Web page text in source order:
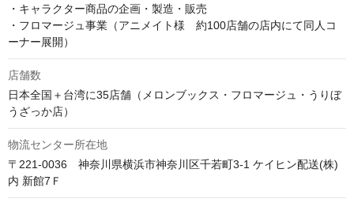
・キャラクター商品の企画・製造・販売
・フロマージュ事業（アニメイト様　約100店舗の店内にて同人コ
ーナー展開）
店舗数
日本全国＋台湾に35店舗（メロンブックス・フロマージュ・うりぼ
うざっか店）
物流センター所在地
〒221-0036　神奈川県横浜市神奈川区千若町3-1 ケイヒン配送(株)
内 新館7Ｆ